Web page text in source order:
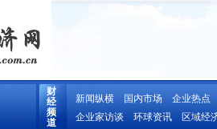
财
经
频
道
新闻纵横 国内市场
企业热点
企业家访谈
环球资讯 区域经